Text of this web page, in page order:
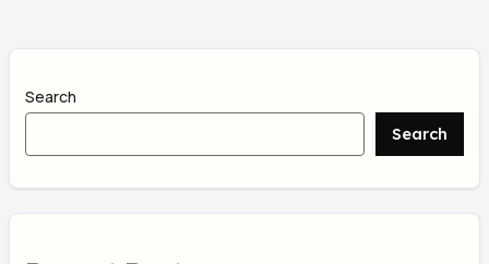
Search
Search